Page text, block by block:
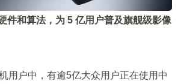
件和算法，为 5 亿用户普及旗舰级影像
用户中，有逾5亿大众用户正在使用中